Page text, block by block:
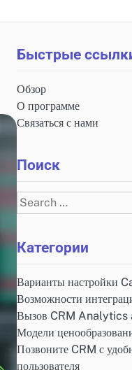
Быстрые
Обзор
О программе
Связаться с нами
Поиск
Search
for:
Категории
Варианты настройки
Возможности
Вызов CRM
Модели
Позвоните CRM с
пользователя